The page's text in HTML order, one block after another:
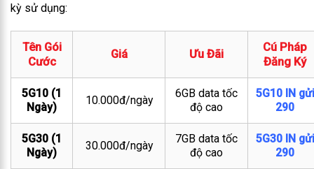
kỳ sử dụng:
Tên Gói
Cước
Giá Ưu Đãi
Cú Pháp
Đăng Ký
5G10 (1
Ngày)
10.000đ/ngày
6GB data tốc
độ cao
5G10 IN gửi
290
5G30 (1
Ngày)
30.000đ/ngày
7GB data tốc
độ cao
5G30 IN gửi
290